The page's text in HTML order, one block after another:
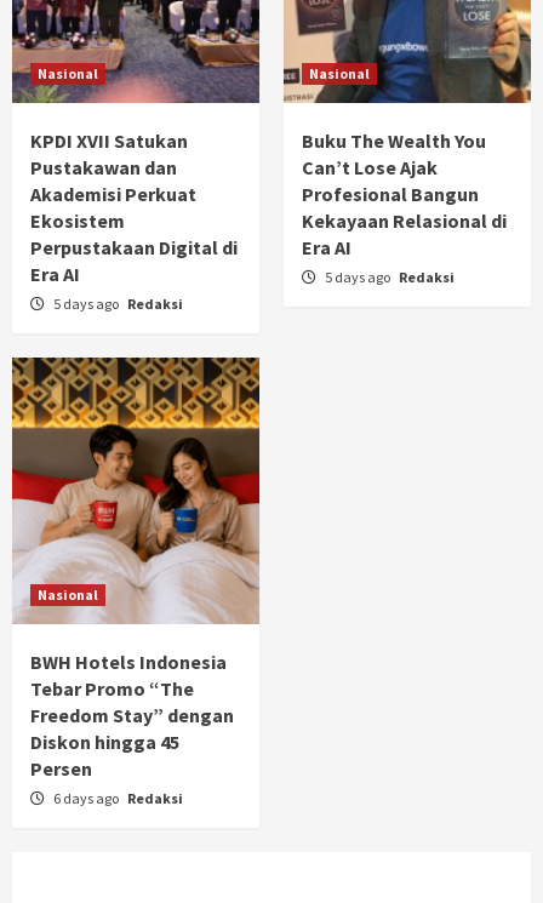
Nasional
KPDI XVII Satukan
Pustakawan dan
Akademisi Perkuat
Ekosistem
Perpustakaan Digital di
Era AI
5 days ago Redaksi
Nasional
Buku The Wealth You
Can’t Lose Ajak
Profesional Bangun
Kekayaan Relasional di
Era AI
5 days ago Redaksi
Nasional
BWH Hotels Indonesia
Tebar Promo “The
Freedom Stay” dengan
Diskon hingga 45
Persen
6 days ago Redaksi